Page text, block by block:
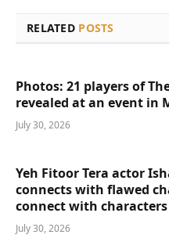
RELATED POSTS
Photos: 21 players of
revealed at an event in
July 30, 2026
Yeh Fitoor Tera actor
connects with flawed
connect with
July 30, 2026